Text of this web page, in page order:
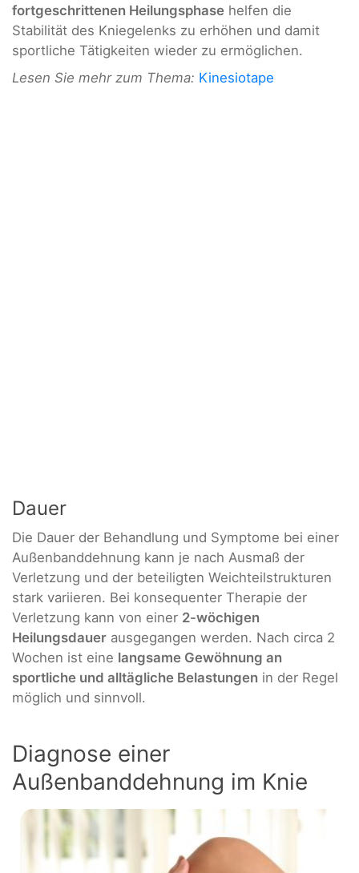
fortgeschrittenen Heilungsphase helfen die
Stabilität des Kniegelenks zu erhöhen und damit
sportliche Tätigkeiten wieder zu ermöglichen.
Lesen Sie mehr zum Thema: Kinesiotape
Dauer
Die Dauer der Behandlung und Symptome bei einer
Außenbanddehnung kann je nach Ausmaß der
Verletzung und der beteiligten Weichteilstrukturen
stark variieren. Bei konsequenter Therapie der
Verletzung kann von einer 2-wöchigen
Heilungsdauer ausgegangen werden. Nach circa 2
Wochen ist eine langsame Gewöhnung an
sportliche und alltägliche Belastungen in der Regel
möglich und sinnvoll.
Diagnose einer
Außenbanddehnung im Knie